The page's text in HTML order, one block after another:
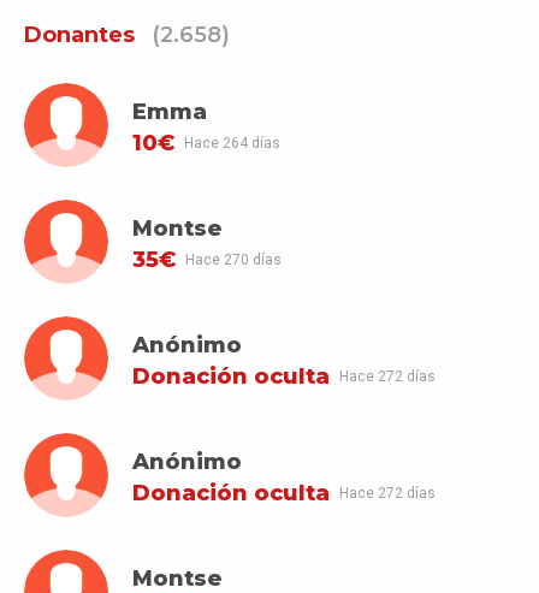
Donantes (2.658)
Emma
10€
Hace 264 días
Montse
35€
Hace 270 días
Anónimo
Donación oculta
Hace 272 días
Anónimo
Donación oculta
Hace 272 días
Montse